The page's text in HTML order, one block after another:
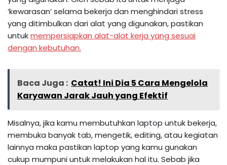
‘kewarasan’ selama bekerja dan menghindari stress
yang ditimbulkan dari alat yang digunakan, pastikan
untukmempersiapkan alat-alat kerja yang sesuai
dengan kebutuhan.
Baca Juga : Catat! Ini Dia 5 Cara Mengelola
Karyawan Jarak Jauh yang Efektif
Misalnya, jika kamu membutuhkan laptop untuk bekerja,
membuka banyak tab, mengetik, editing, atau kegiatan
lainnya maka pastikan laptop yang kamu gunakan
cukup mumpuni untuk melakukan hal itu. Sebab jika